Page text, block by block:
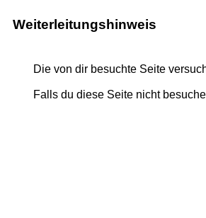
Weiterleitungshinweis
Die von dir besuchte Seite
Falls du diese Seite nicht